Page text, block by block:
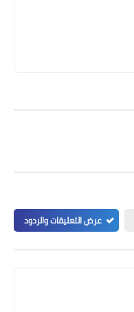
عرض التعليقات والردود